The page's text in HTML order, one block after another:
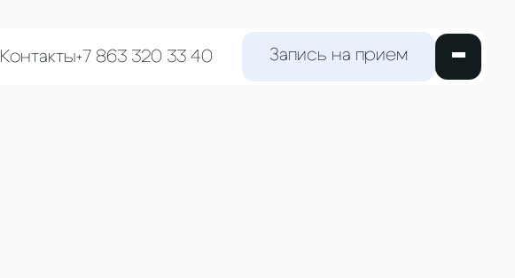
Контакты+7 863 320 33 40 Запись на прием